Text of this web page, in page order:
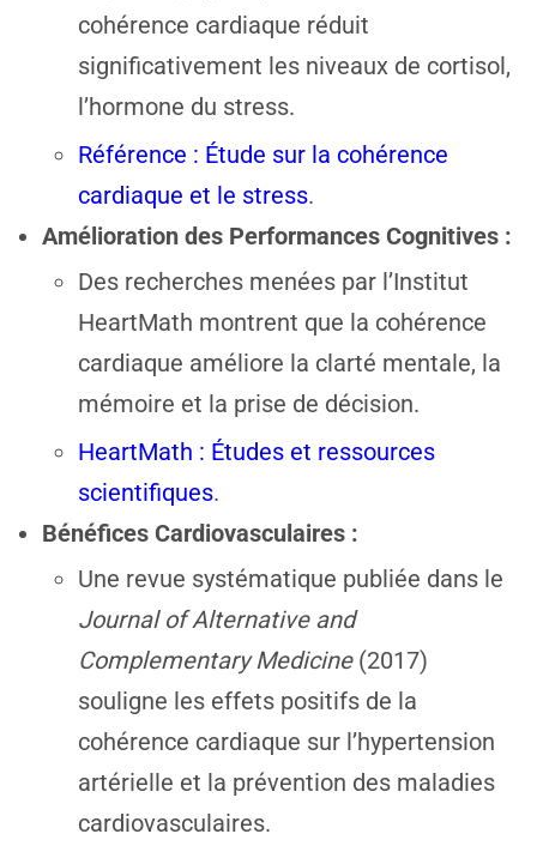
cohérence cardiaque réduit
significativement les niveaux de cortisol,
l’hormone du stress.
Référence : Étude sur la cohérence
cardiaque et le stress.
Amélioration des Performances Cognitives :
Des recherches menées par l’Institut
HeartMath montrent que la cohérence
cardiaque améliore la clarté mentale, la
mémoire et la prise de décision.
HeartMath : Études et ressources
scientifiques.
Bénéfices Cardiovasculaires :
Une revue systématique publiée dans le
Journal of Alternative and
Complementary Medicine(2017)
souligne les effets positifs de la
cohérence cardiaque sur l’hypertension
artérielle et la prévention des maladies
cardiovasculaires.